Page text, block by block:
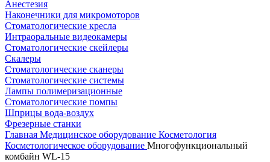
Анестезия
Наконечники для микромоторов
Стоматологические кресла
Интраоральные видеокамеры
Стоматологические скейлеры
Скалеры
Стоматологические сканеры
Стоматологические системы
Лампы полимеризационные
Стоматологические помпы
Шприцы вода-воздух
Фрезерные станки
Главная Медицинское оборудование Косметология
Косметологическое оборудование Многофункциональный
комбайн WL-15